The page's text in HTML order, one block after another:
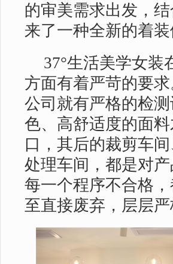
的审美需求出发，
来了一种全新的着装
37°生活美学女装
方面有着严苛的要
公司就有严格的检
色、高舒适度的面
口，其后的裁剪车
处理车间，都是对
每一个程序不合格
至直接废弃，层层